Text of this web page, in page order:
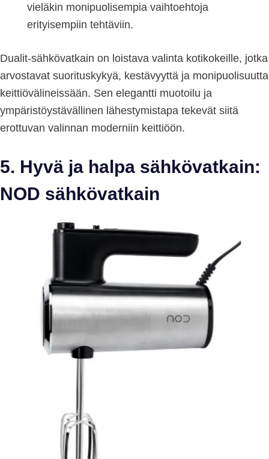
vieläkin monipuolisempia vaihtoehtoja
erityisempiin tehtäviin.
Dualit-sähkövatkain on loistava valinta kotikokeille, jotka
arvostavat suorituskykyä, kestävyyttä ja monipuolisuutta
keittiövälineissään. Sen elegantti muotoilu ja
ympäristöystävällinen lähestymistapa tekevät siitä
erottuvan valinnan moderniin keittiöön.
5. Hyvä ja halpa sähkövatkain:
NOD sähkövatkain